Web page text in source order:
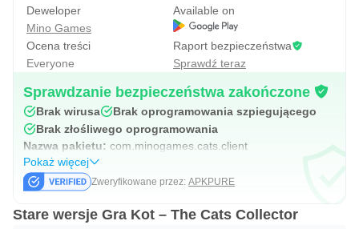
🏠 Udekoruj własną wieżę dla kota
Stwórz i spersonalizuj uroczą wieżę dla kota, w której
zmienić wierzę w pełnowymiarowy hotel dla kotów!
Przetestuj swoje umiejętności projektowania wnętrz i oko
na uroczą dekorację. Baw się uroczymi dekoracjami
kawiarni dla kotów, takimi jak:
● Rośliny
Deweloper
Mino Games
Available on
Ocena treści
Everyone
Raport bezpieczeństwa
Sprawdź teraz
Sprawdzanie bezpieczeństwa zakończone
Brak wirusa
Brak oprogramowania szpiegującego
Brak złośliwego oprogramowania
Nazwa pakietu: com.minogames.cats.client
Pokaż więcej
Zweryfikowane przez: APKPURE
Stare wersje Gra Kot – The Cats Collector